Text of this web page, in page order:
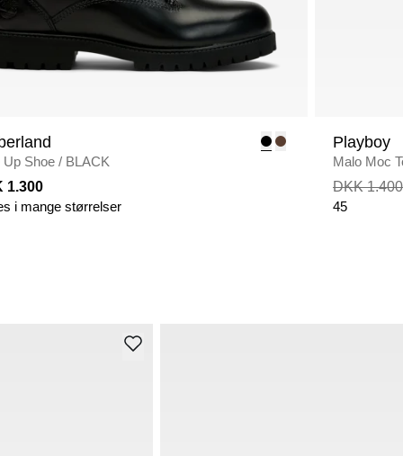
Up Shoe / BLACK
1.300
i mange størrelser
Playboy
Malo Moc
DKK 1.400
45